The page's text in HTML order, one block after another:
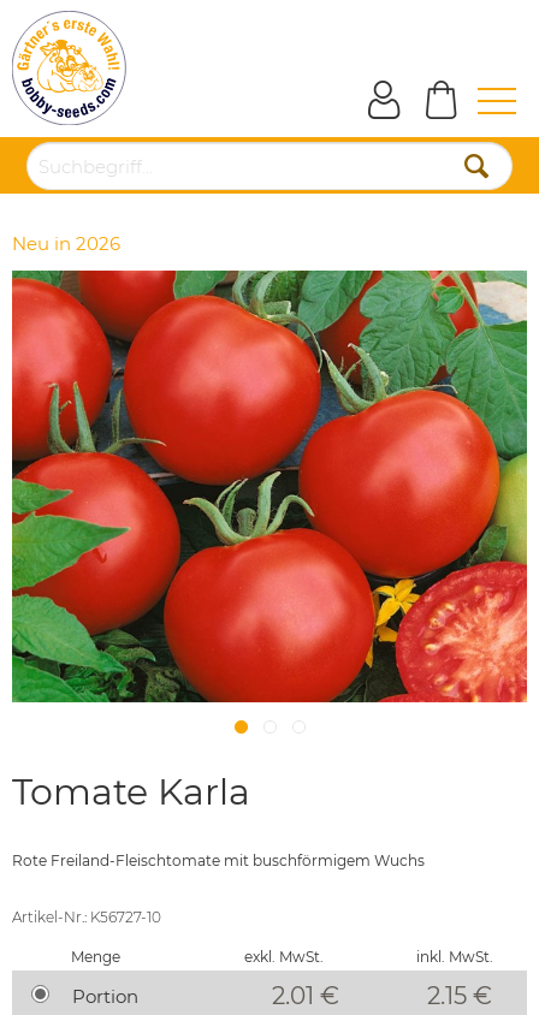
Neu in 2026
Tomate Karla
Rote Freiland-Fleischtomate mit buschförmigem Wuchs
Artikel-Nr.: K56727-10
Menge exkl. MwSt. inkl. MwSt.
Portion 2.01 € 2.15 €